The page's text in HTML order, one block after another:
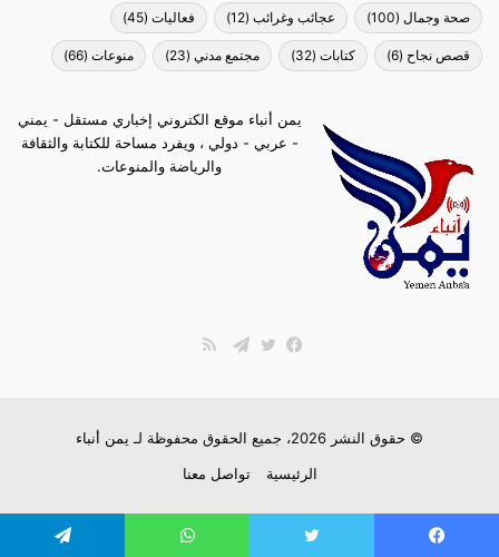
صحة وجمال (100) عجائب وغرائب (12) فعاليات (45)
قصص نجاح (6) كتابات (32) مجتمع مدني (23) منوعات (66)
يمن أنباء موقع الكتروني إخباري مستقل - يمني
- عربي - دولي ، ويفرد مساحة للكتابة والثقافة
والرياضة والمنوعات.
© حقوق النشر 2026، جميع الحقوق محفوظة لـ
يمن أنباء
الرئيسية
تواصل معنا